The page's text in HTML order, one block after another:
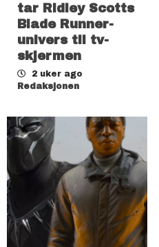
tar Ridley Scotts
Blade Runner-
univers til tv-
skjermen
2 uker ago
Redaksjonen